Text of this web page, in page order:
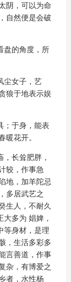
阴，可以为命
自然便是会破
盘的角度，所
尘女子，艺
狼于地表示娱
；于身，能表
花开。
长耸肥胖，
较，作事急
地，加羊陀忌
多居武艺之
生人，不耐久
多为 娼婢，
等身材，是理
，生活多彩多
言善道，作事
杂，有博爱之
者，水性杨